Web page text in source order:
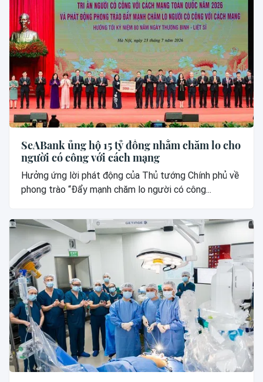
SeABank ủng hộ 15 tỷ đồng nhằm chăm lo cho
người có công với cách mạng
Hưởng ứng lời phát động của Thủ tướng Chính phủ về
phong trào “Đẩy mạnh chăm lo người có công...